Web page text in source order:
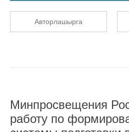
Авторлашырга
Минпросвещения
работу по